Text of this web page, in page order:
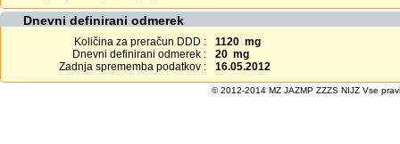
Dnevni definirani odmerek
Količina za preračun DDD :
1120 mg
Dnevni definirani odmerek :
20 mg
Zadnja sprememba podatkov :
16.05.2012
© 2012-2014 MZ JAZMP ZZZS NIJZ Vse